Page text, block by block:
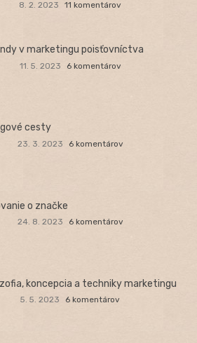
8. 2. 2023 11 komentárov
v marketingu poisťovníctva
11. 5. 2023 6 komentárov
cesty
23. 3. 2023 6 komentárov
o značke
24. 8. 2023 6 komentárov
koncepcia a techniky marketingu
5. 5. 2023 6 komentárov